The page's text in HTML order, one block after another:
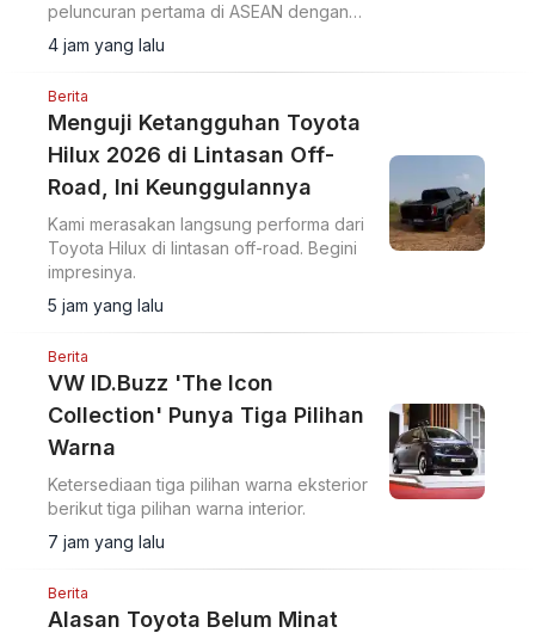
peluncuran pertama di ASEAN dengan
upgrade desain bumper G-nose
terinspirasi generasi S30.
4 jam yang lalu
Berita
Menguji Ketangguhan Toyota
Hilux 2026 di Lintasan Off-
Road, Ini Keunggulannya
Kami merasakan langsung performa dari
Toyota Hilux di lintasan off-road. Begini
impresinya.
5 jam yang lalu
Berita
VW ID.Buzz 'The Icon
Collection' Punya Tiga Pilihan
Warna
Ketersediaan tiga pilihan warna eksterior
berikut tiga pilihan warna interior.
7 jam yang lalu
Berita
Alasan Toyota Belum Minat